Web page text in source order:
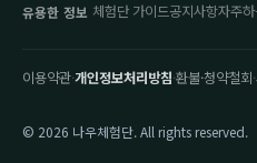
유용한 정보 체험단 가이드공지사항자주
이용약관·개인정보처리방침·환불·청약철회·
© 2026 나우체험단. All rights reserved.